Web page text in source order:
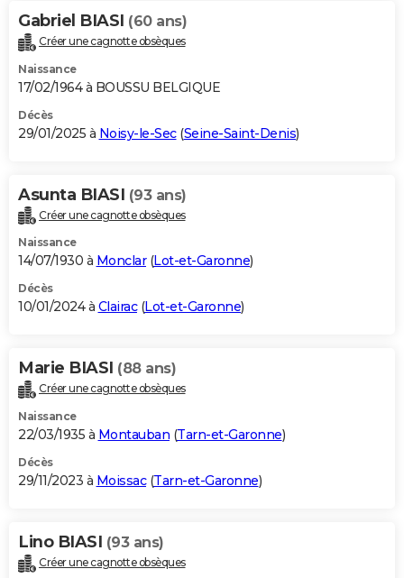
Gabriel BIASI (60 ans)
Créer une cagnotte obsèques
Naissance
17/02/1964 à BOUSSU BELGIQUE
Décès
29/01/2025 à Noisy-le-Sec(Seine-Saint-Denis)
Asunta BIASI (93 ans)
Créer une cagnotte obsèques
Naissance
14/07/1930 à Monclar(Lot-et-Garonne)
Décès
10/01/2024 à Clairac(Lot-et-Garonne)
Marie BIASI (88 ans)
Créer une cagnotte obsèques
Naissance
22/03/1935 à Montauban (Tarn-et-Garonne)
Décès
29/11/2023 à Moissac(Tarn-et-Garonne)
Lino BIASI (93 ans)
Créer une cagnotte obsèques